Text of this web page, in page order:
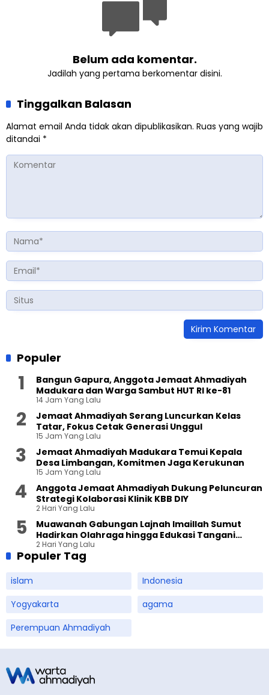
Belum ada komentar.
Jadilah yang pertama berkomentar disini.
Tinggalkan Balasan
Alamat email Anda tidak akan dipublikasikan. Ruas yang wajib
ditandai *
Populer
Bangun Gapura, Anggota Jemaat Ahmadiyah
Madukara dan Warga Sambut HUT RI ke-81
14 Jam Yang Lalu
Jemaat Ahmadiyah Serang Luncurkan Kelas
Tatar, Fokus Cetak Generasi Unggul
15 Jam Yang Lalu
Jemaat Ahmadiyah Madukara Temui Kepala
Desa Limbangan, Komitmen Jaga Kerukunan
15 Jam Yang Lalu
Anggota Jemaat Ahmadiyah Dukung Peluncuran
Strategi Kolaborasi Klinik KBB DIY
2 Hari Yang Lalu
Muawanah Gabungan Lajnah Imaillah Sumut
Hadirkan Olahraga hingga Edukasi Tangani
Sampah
2 Hari Yang Lalu
Populer Tag
islam
Indonesia
Yogyakarta
agama
Perempuan Ahmadiyah